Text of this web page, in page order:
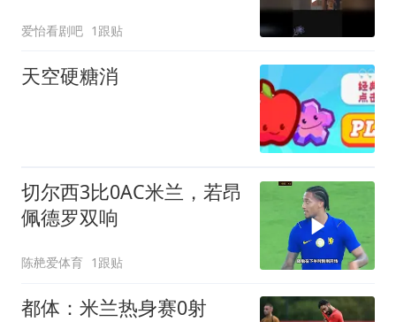
爱怡看剧吧 1跟贴
天空硬糖消
切尔西3比0AC米兰，若昂
佩德罗双响
陈赩爱体育 1跟贴
都体：米兰热身赛0射